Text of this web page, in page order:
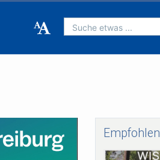
Suche etwas ...
Empfohlen